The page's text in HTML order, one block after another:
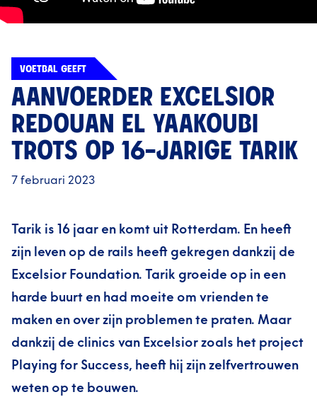
VOETBAL GEEFT
AANVOERDER EXCELSIOR
REDOUAN EL YAAKOUBI
TROTS OP 16-JARIGE TARIK
7 februari 2023
Tarik is 16 jaar en komt uit Rotterdam. En heeft
zijn leven op de rails heeft gekregen dankzij de
Excelsior Foundation. Tarik groeide op in een
harde buurt en had moeite om vrienden te
maken en over zijn problemen te praten. Maar
dankzij de clinics van Excelsior zoals het project
Playing for Success, heeft hij zijn zelfvertrouwen
weten op te bouwen.